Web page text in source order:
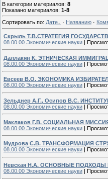
В категории материалов: 8
Показано материалов: 1-8
Сортировать по: Дате · Названию ·
Скрыль Т.В.СТРАТЕГИЯ
08.00.00 Экономические науки |
Даллакян К. ЭТНИЧЕСКАЯ
08.00.00 Экономические науки |
Евсеев В.О. ЭКОНОМИКА
08.00.00 Экономические науки
Зельднер А.Г., Осипов В.С.
08.00.00 Экономические науки |
Маклаков Г.В. СОЦИАЛЬНАЯ
08.00.00 Экономические науки |
Мудрова С.В. ТРАНСФОРМАЦИЯ
08.00.00 Экономические науки
Невская Н.А. ОСНОВНЫЕ
08.00.00 Экономические науки |